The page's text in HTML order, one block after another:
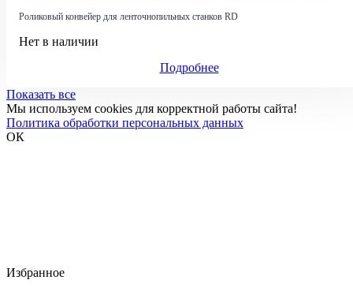
Роликовый конвейер для ленточнопильных станков RD
Нет в наличии
Подробнее
Показать все
Мы используем cookies для корректной работы сайта!
Политика обработки персональных данных
ОК
Избранное